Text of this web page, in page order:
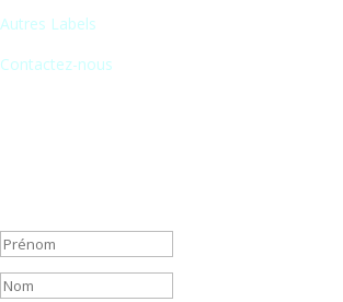
Autres Labels
Contactez-nous